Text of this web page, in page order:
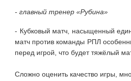
- главный тренер «Рубина»
- Кубковый матч, насыщенный
матч против команды РПЛ
перед игрой, что будет тяжёлый
Сложно оценить качество игры,